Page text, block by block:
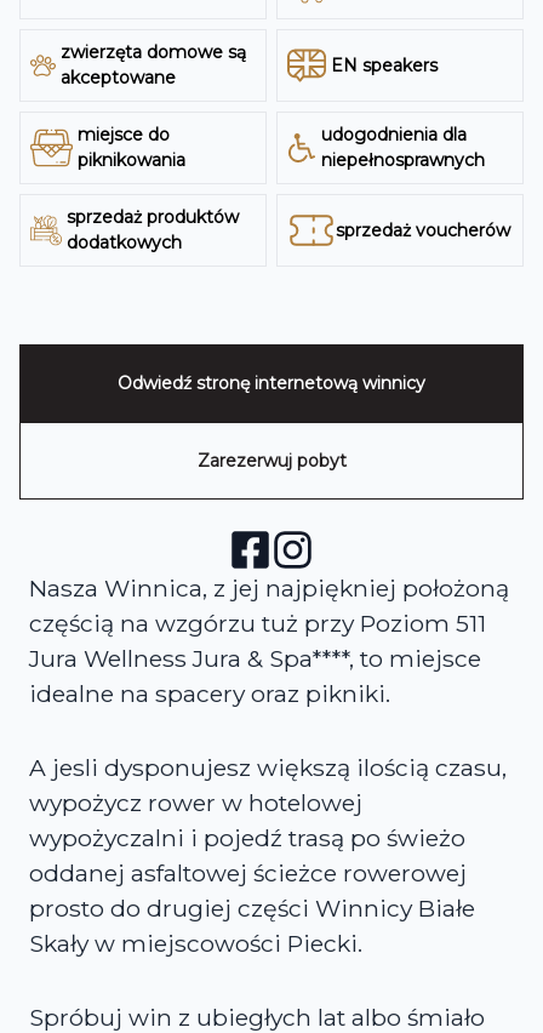
zwierzęta domowe są
akceptowane
EN speakers
miejsce do
piknikowania
udogodnienia dla
niepełnosprawnych
sprzedaż produktów
dodatkowych
sprzedaż voucherów
Odwiedź stronę internetową winnicy
Zarezerwuj pobyt
Nasza Winnica, z jej najpiękniej położoną
częścią na wzgórzu tuż przy Poziom 511
Jura Wellness Jura & Spa****, to miejsce
idealne na spacery oraz pikniki.
A jesli dysponujesz większą ilością czasu,
wypożycz rower w hotelowej
wypożyczalni i pojedź trasą po świeżo
oddanej asfaltowej ścieżce rowerowej
prosto do drugiej części Winnicy Białe
Skały w miejscowości Piecki.
Spróbuj win z ubiegłych lat albo śmiało